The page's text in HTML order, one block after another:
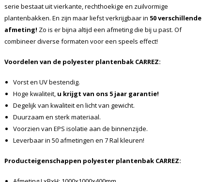
serie bestaat uit vierkante, rechthoekige en zuilvormige
plantenbakken. En zijn maar liefst verkrijgbaar in 50 verschillende
afmeting! Zo is er bijna altijd een afmeting die bij u past. Of
combineer diverse formaten voor een speels effect!
Voordelen van de polyester plantenbak CARREZ:
Vorst en UV bestendig.
Hoge kwaliteit, u krijgt van ons 5 jaar garantie!
Degelijk van kwaliteit en licht van gewicht.
Duurzaam en sterk materiaal.
Voorzien van EPS isolatie aan de binnenzijde.
Leverbaar in 50 afmetingen en 7 Ral kleuren!
Producteigenschappen polyester plantenbak CARREZ: